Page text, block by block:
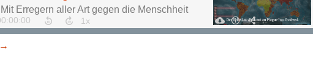
Review: Plague Inc: Evolved – Rebellen züchten die Super-Seuche
→